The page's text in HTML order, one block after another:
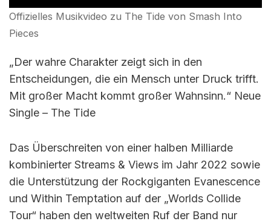
Offizielles Musikvideo zu The Tide von Smash Into
Pieces
„Der wahre Charakter zeigt sich in den
Entscheidungen, die ein Mensch unter Druck trifft.
Mit großer Macht kommt großer Wahnsinn.“ Neue
Single – The Tide
Das Überschreiten von einer halben Milliarde
kombinierter Streams & Views im Jahr 2022 sowie
die Unterstützung der Rockgiganten Evanescence
und Within Temptation auf der „Worlds Collide
Tour“ haben den weltweiten Ruf der Band nur